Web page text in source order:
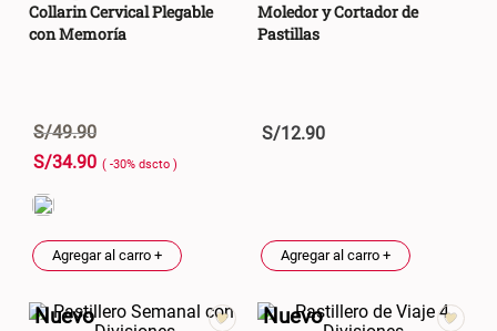
S/ 349.00S/ 261.00 S/ 104.00
S/ 169.00 S/ 124.00
Canasto Ropa Bambú Redondo
119 cm
Collarin Cervical Plegable
con Memoría
S/49.90
S/34.90 ( -30% dscto )
Agregar al carro +
Moledor y Cortador de
Pastillas
S/12.90
Agregar al carro +
Nuevo Nuevo